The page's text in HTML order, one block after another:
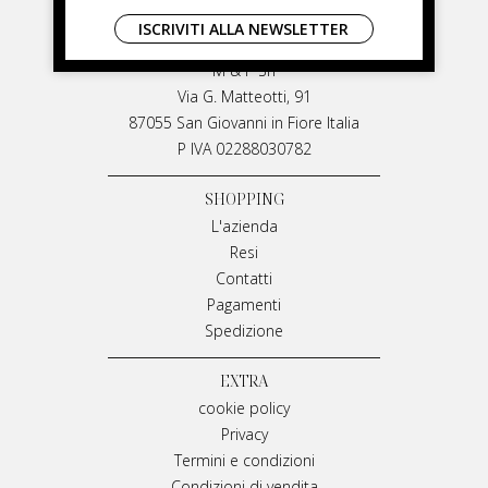
LIVIANA MIRARCHI
M & P Srl
Via G. Matteotti, 91
87055 San Giovanni in Fiore Italia
P IVA 02288030782
SHOPPING
L'azienda
Resi
Contatti
Pagamenti
Spedizione
EXTRA
cookie policy
Privacy
Termini e condizioni
ISCRIVITI ALLA NEWSLETTER